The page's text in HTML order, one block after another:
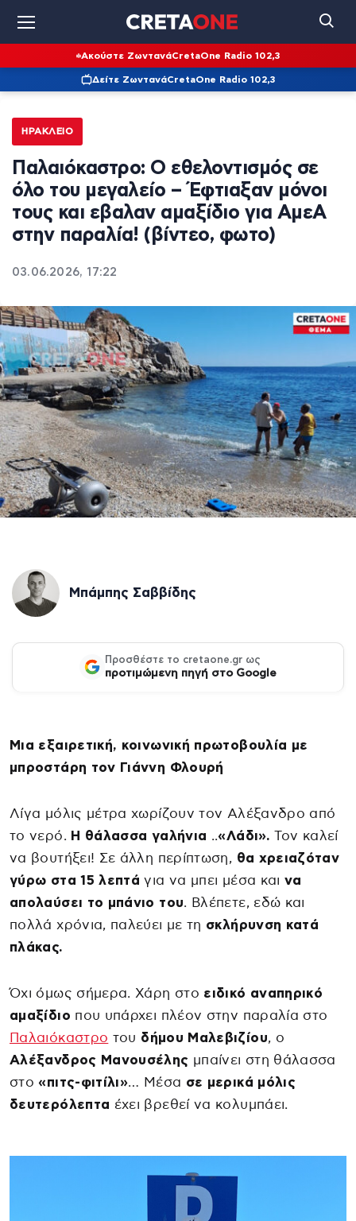
Ακούστε ΖωντανάCretaOne Radio 102,3
Δείτε ΖωντανάCretaOne Radio 102,3
ΗΡΆΚΛΕΙΟ
Παλαιόκαστρο: Ο εθελοντισμός σε
όλο του μεγαλείο – Έφτιαξαν μόνοι
τους και εβαλαν αμαξίδιο για ΑμεΑ
στην παραλία! (βίντεο, φωτο)
03.06.2026, 17:22
Μπάμπης Σαββίδης
Προσθέστε το cretaone.gr ως
προτιμώμενη πηγή στο Google
Μια εξαιρετική, κοινωνική πρωτοβουλία με
μπροστάρη τον Γιάννη Φλουρή
Λίγα μόλις μέτρα χωρίζουν τον Αλέξανδρο από
το νερό. Η θάλασσα γαλήνια ..«Λάδι». Τον καλεί
να βουτήξει! Σε άλλη περίπτωση, θα χρειαζόταν
γύρω στα 15 λεπτά για να μπει μέσα καινα
απολαύσει το μπάνιο του. Βλέπετε, εδώ και
πολλά χρόνια, παλεύει με τη σκλήρυνση κατά
πλάκας.
Όχι όμως σήμερα. Χάρη στο ειδικό αναπηρικό
αμαξίδιο που υπάρχει πλέον στην παραλία στο
Παλαιόκαστρο του δήμου Μαλεβιζίου, ο
Αλέξανδρος Μανουσέλης μπαίνει στη θάλασσα
στο«πιτς-φιτίλι»… Μέσα σε μερικά μόλις
δευτερόλεπτα έχει βρεθεί να κολυμπάει.